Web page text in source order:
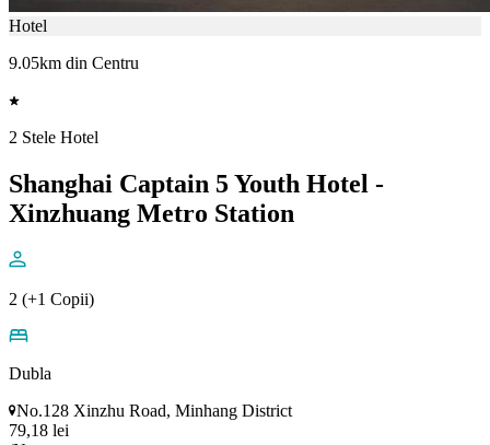
Hotel
9.05km din Centru
2 Stele Hotel
Shanghai Captain 5 Youth Hotel -
Xinzhuang Metro Station
2 (+1 Copii)
Dubla
No.128 Xinzhu Road, Minhang District
79,18 lei